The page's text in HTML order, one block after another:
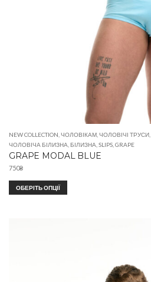
NEW COLLECTION,ЧОЛОВІКАМ,ЧОЛОВІЧІ ТРУСИ,
ЧОЛОВІЧА БІЛИЗНА,БІЛИЗНА,SLIPS,GRAPE
GRAPE MODAL BLUE
750₴
ОБЕРІТЬ ОПЦІЇ